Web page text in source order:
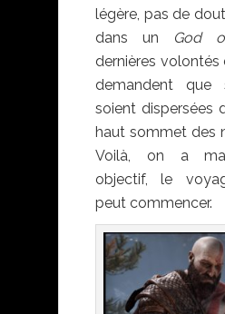
légère, pas de
dans un
God
dernières
demandent que
soient dispersées
haut sommet des
Voilà, on a
objectif, le
peut commencer.